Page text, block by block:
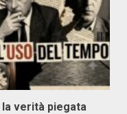
la verità piegata